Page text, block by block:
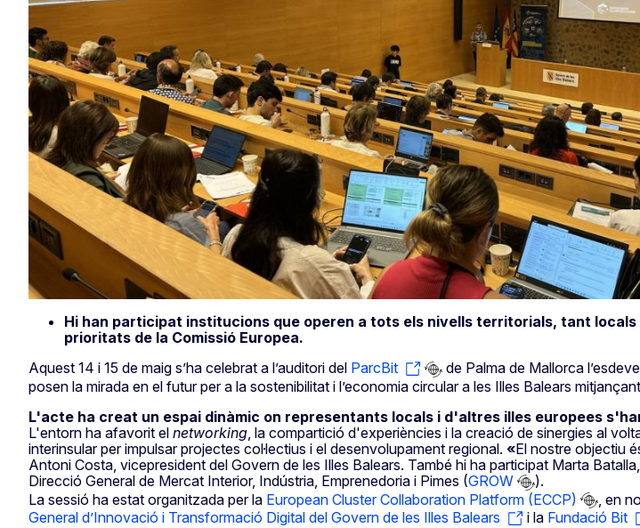
Hi han participat institucions que operen a tots els nivells territorials, tant
prioritats de la Comissió Europea.
Aquest 14 i 15 de maig s’ha celebrat a l’auditori del ParcBit de Palma de Mallorca
posen la mirada en el futur per a la sostenibilitat i l’economia circular a les Illes Balears
L'acte ha creat un espai dinàmic on representants locals i d'altres illes europees
L'entorn ha afavorit el networking, la compartició d'experiències i la creació de sinergies al
interinsular per impulsar projectes col·lectius i el desenvolupament regional. «El nostre objectiu
Antoni Costa, vicepresident del Govern de les Illes Balears. També hi ha participat Marta
Direcció General de Mercat Interior, Indústria, Emprenedoria i Pimes (GROW
).
La sessió ha estat organitzada per la European Cluster Collaboration Platform (ECCP) , en
General d’Innovació i Transformació Digital del Govern de les Illes Balears
i la Fundació Bit